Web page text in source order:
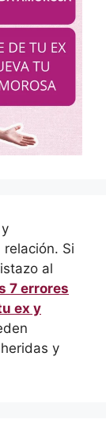
Si
al
7 errores
ex y
y